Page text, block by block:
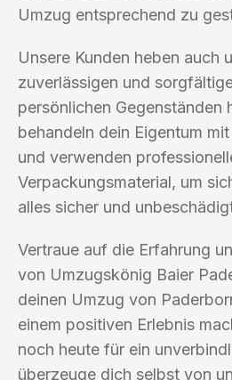
Umzug entsprechend zu
Unsere Kunden heben auch
zuverlässigen und
persönlichen Gegenständen
behandeln dein Eigentum
und verwenden
Verpackungsmaterial, um
alles sicher und
Vertraue auf die Erfahrung
von Umzugskönig Baier
deinen Umzug von
einem positiven Erlebnis
noch heute für ein
überzeuge dich selbst von